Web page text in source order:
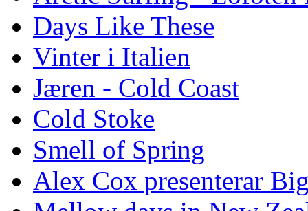
Days Like These
Vinter i Italien
Jæren - Cold Coast
Cold Stoke
Smell of Spring
Alex Cox presenterar